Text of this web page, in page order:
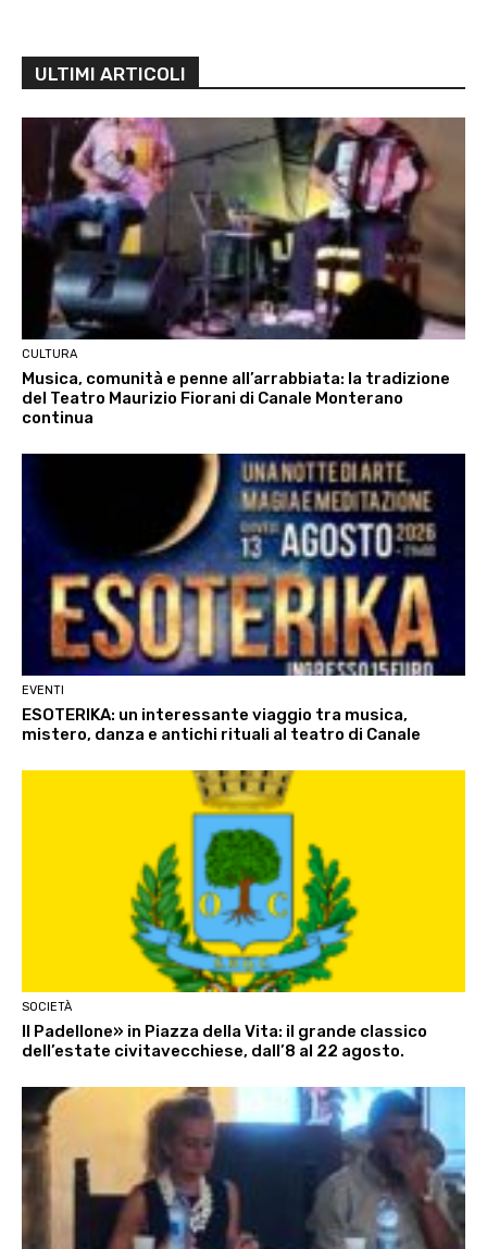
ULTIMI ARTICOLI
CULTURA
Musica, comunità e penne all’arrabbiata: la tradizione
del Teatro Maurizio Fiorani di Canale Monterano
continua
EVENTI
ESOTERIKA: un interessante viaggio tra musica,
mistero, danza e antichi rituali al teatro di Canale
SOCIETÀ
Il Padellone» in Piazza della Vita: il grande classico
dell’estate civitavecchiese, dall’8 al 22 agosto.